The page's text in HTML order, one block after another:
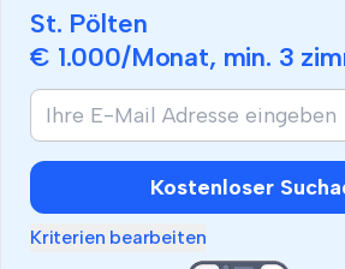
St. Pölten
€ 1.000/Monat, min. 3
Kostenloser
Kriterien bearbeiten